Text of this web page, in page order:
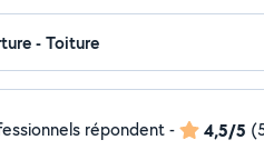
répondent- 4,5/5